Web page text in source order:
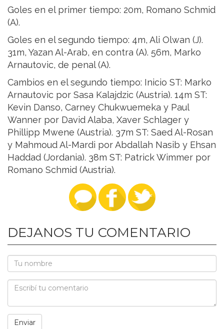
Goles en el primer tiempo: 20m, Romano Schmid
(A).
Goles en el segundo tiempo: 4m, Ali Olwan (J).
31m, Yazan Al-Arab, en contra (A). 56m, Marko
Arnautovic, de penal (A).
Cambios en el segundo tiempo: Inicio ST: Marko
Arnautovic por Sasa Kalajdzic (Austria). 14m ST:
Kevin Danso, Carney Chukwuemeka y Paul
Wanner por David Alaba, Xaver Schlager y
Phillipp Mwene (Austria). 37m ST: Saed Al-Rosan
y Mahmoud Al-Mardi por Abdallah Nasib y Ehsan
Haddad (Jordania). 38m ST: Patrick Wimmer por
Romano Schmid (Austria).
DEJANOS TU COMENTARIO